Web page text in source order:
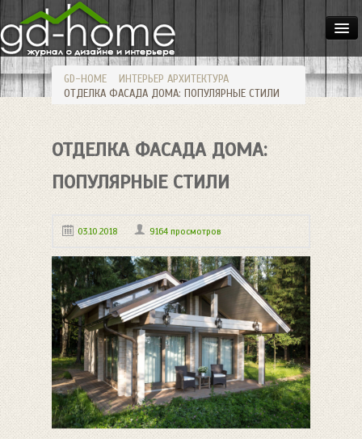
ДОМА
КВАРТИРЫ
ИНТЕРЬЕР
СТИЛИ
МЕБЕЛЬ
ОСВЕЩЕНИЕ
САД
HANDMADE
GD-HOME ИНТЕРЬЕР АРХИТЕКТУРА
ОТДЕЛКА ФАСАДА ДОМА: ПОПУЛЯРНЫЕ СТИЛИ
ОТДЕЛКА ФАСАДА ДОМА:
ПОПУЛЯРНЫЕ СТИЛИ
03.10.2018 9164 просмотров